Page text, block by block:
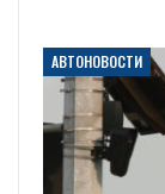
АВТОНОВОСТИ